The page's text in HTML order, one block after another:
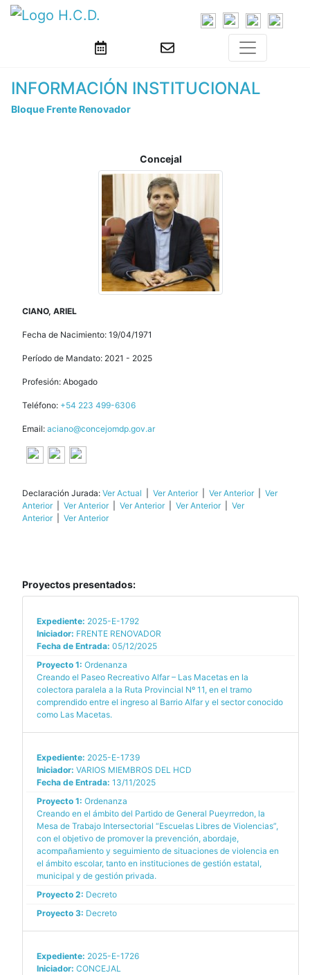
INFORMACIÓN INSTITUCIONAL
Bloque Frente Renovador
Concejal
CIANO, ARIEL
Fecha de Nacimiento: 19/04/1971
Período de Mandato: 2021 - 2025
Profesión: Abogado
Teléfono: +54 223 499-6306
Email: aciano@concejomdp.gov.ar
Declaración Jurada: Ver Actual Ver Anterior| Ver Anterior| Ver
Anterior| Ver Anterior| Ver Anterior| Ver Anterior| Ver
Anterior| Ver Anterior
Proyectos presentados:
Expediente: 2025-E-1792
Iniciador: FRENTE RENOVADOR
Fecha de Entrada: 05/12/2025
Proyecto 1: Ordenanza
Creando el Paseo Recreativo Alfar – Las Macetas en la
colectora paralela a la Ruta Provincial Nº 11, en el tramo
comprendido entre el ingreso al Barrio Alfar y el sector conocido
como Las Macetas.
Expediente: 2025-E-1739
Iniciador: VARIOS MIEMBROS DEL HCD
Fecha de Entrada: 13/11/2025
Proyecto 1: Ordenanza
Creando en el ámbito del Partido de General Pueyrredon, la
Mesa de Trabajo Intersectorial “Escuelas Libres de Violencias”,
con el objetivo de promover la prevención, abordaje,
acompañamiento y seguimiento de situaciones de violencia en
el ámbito escolar, tanto en instituciones de gestión estatal,
municipal y de gestión privada.
Proyecto 2: Decreto
Proyecto 3: Decreto
Expediente: 2025-E-1726
Iniciador: CONCEJAL